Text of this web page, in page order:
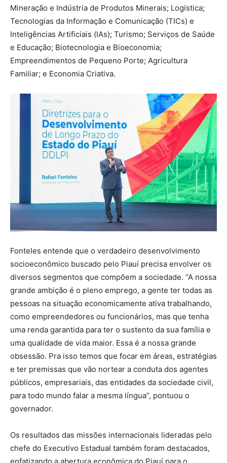
Mineração e Indústria de Produtos Minerais; Logística;
Tecnologias da Informação e Comunicação (TICs) e
Inteligências Artificiais (IAs); Turismo; Serviços de Saúde
e Educação; Biotecnologia e Bioeconomia;
Empreendimentos de Pequeno Porte; Agricultura
Familiar; e Economia Criativa.
Fonteles entende que o verdadeiro desenvolvimento
socioeconômico buscado pelo Piauí precisa envolver os
diversos segmentos que compõem a sociedade. “A nossa
grande ambição é o pleno emprego, a gente ter todas as
pessoas na situação economicamente ativa trabalhando,
como empreendedores ou funcionários, mas que tenha
uma renda garantida para ter o sustento da sua família e
uma qualidade de vida maior. Essa é a nossa grande
obsessão. Pra isso temos que focar em áreas, estratégias
e ter premissas que vão nortear a conduta dos agentes
públicos, empresariais, das entidades da sociedade civil,
para todo mundo falar a mesma língua”, pontuou o
governador.
Os resultados das missões internacionais lideradas pelo
chefe do Executivo Estadual também foram destacados,